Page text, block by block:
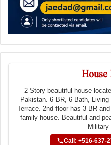
House
2 Story beautiful house
Pakistan. 6 BR, 6 Bath,
Terrace. 2nd floor has 3 BR
family house. Beautiful and
Military
Call: +516-637-